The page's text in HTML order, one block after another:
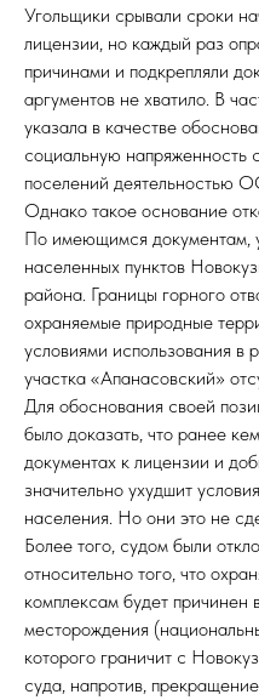
Угольщики срывали сроки
лицензии, но каждый раз
причинами и подкрепляли
аргументов не хватило. В
указала в качестве
социальную напряженность
поселений деятельностью
Однако такое основание
По имеющимся документам,
населенных пунктов
района. Границы горного
охраняемые природные
условиями использования в
участка «Апанасовский»
Для обоснования своей
было доказать, что ранее
документах к лицензии и
значительно ухудшит
населения. Но они это не
Более того, судом были
относительно того, что
комплексам будет причинен
месторождения
которого граничит с
суда, напротив,